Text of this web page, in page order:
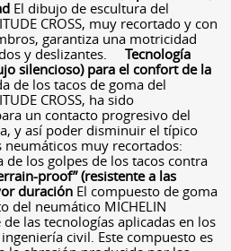
El dibujo de escultura del
CROSS, muy recortado y con
garantiza una motricidad
y deslizantes. Tecnología
silencioso) para el confort de la
de los tacos de goma del
CROSS, ha sido
un contacto progresivo del
y así poder disminuir el típico
muy recortados:
de los golpes de los tacos contra
proof” (resistente a las
duración El compuesto de goma
del neumático MICHELIN
de las tecnologías aplicadas en los
civil. Este compuesto es